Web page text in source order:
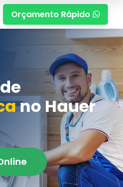
Orçamento Rápido 
no Hauer